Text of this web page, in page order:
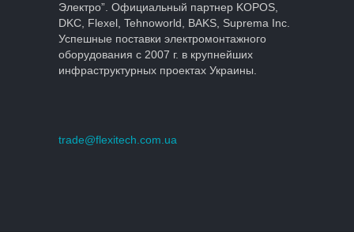
Электро”. Официальный партнер KOPOS,
DKC, Flexel, Tehnoworld, BAKS, Suprema Inc.
Успешные поставки электромонтажного
оборудования с 2007 г. в крупнейших
инфраструктурных проектах Украины.
trade@flexitech.com.ua